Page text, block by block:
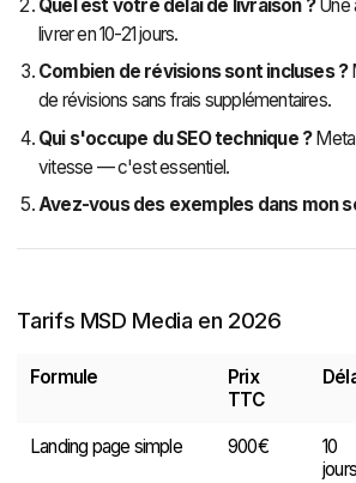
Quel est votre délai de livraison ?Une
livrer en 10-21 jours.
Combien de révisions sont incluses ?
de révisions sans frais supplémentaires.
Qui s'occupe du SEO technique ?Meta
vitesse — c'est essentiel.
Avez-vous des exemples dans mon
Tarifs MSD Media en 2026
Formule
Prix
TTC
Landing page simple 900€
10
jours